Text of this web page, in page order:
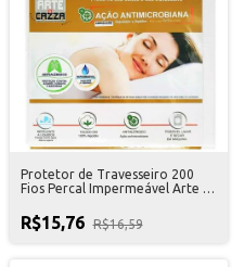
Protetor de Travesseiro 200
Fios Percal Impermeável Arte &
R$15,76 R$16,59